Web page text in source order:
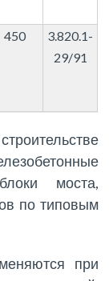
450
3.820.1-
29/91
моста,
по типовым
при